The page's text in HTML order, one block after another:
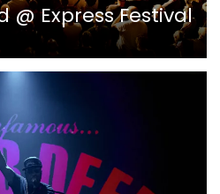
@ Express Festival